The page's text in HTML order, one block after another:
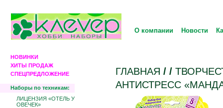
О компании Новости
НОВИНКИ
ХИТЫ ПРОДАЖ
СПЕЦПРЕДЛОЖЕНИЕ
Наборы по техникам:
ЛИЦЕНЗИЯ «ОТЕЛЬ У
ОВЕЧЕК»
ГЛАВНАЯ / /
АНТИСТРЕСС